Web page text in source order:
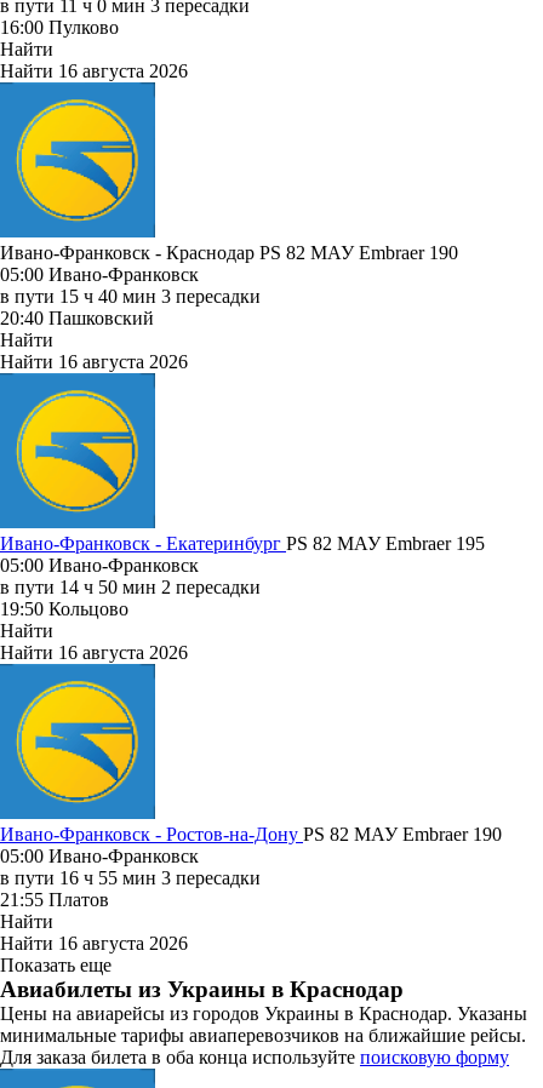
в пути 11 ч 0 мин 3 пересадки
16:00 Пулково
Найти
Найти 16 августа 2026
Ивано-Франковск - Краснодар PS 82 МАУEmbraer 190
05:00 Ивано-Франковск
в пути 15 ч 40 мин 3 пересадки
20:40 Пашковский
Найти
Найти 16 августа 2026
Ивано-Франковск - Екатеринбург PS 82 МАУEmbraer 195
05:00 Ивано-Франковск
в пути 14 ч 50 мин 2 пересадки
19:50 Кольцово
Найти
Найти 16 августа 2026
Ивано-Франковск - Ростов-на-Дону PS 82 МАУEmbraer 190
05:00 Ивано-Франковск
в пути 16 ч 55 мин 3 пересадки
21:55 Платов
Найти
Найти 16 августа 2026
Показать еще
Авиабилеты из Украины в Краснодар
Цены на авиарейсы из городов Украины в Краснодар. Указаны
минимальные тарифы авиаперевозчиков на ближайшие рейсы.
Для заказа билета в оба конца используйте поисковую форму